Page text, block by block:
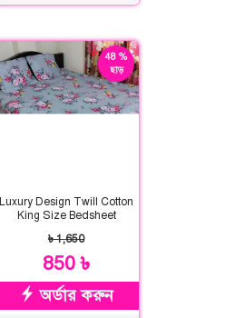
48 %
ছাড়
Luxury Design Twill Cotton
King Size Bedsheet
৳ 1,650
850 ৳
অর্ডার করুন